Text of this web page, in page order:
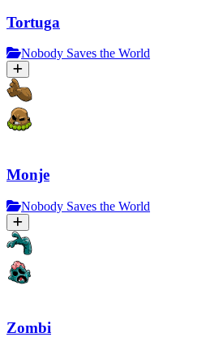
Tortuga
Nobody Saves the World
Monje
Nobody Saves the World
Zombi